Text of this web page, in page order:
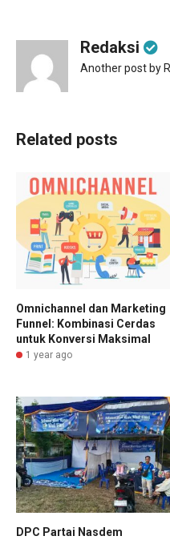
Redaksi
Another post by
Related posts
Omnichannel dan Marketing
Funnel: Kombinasi Cerdas
untuk Konversi Maksimal
1 year ago
DPC Partai Nasdem